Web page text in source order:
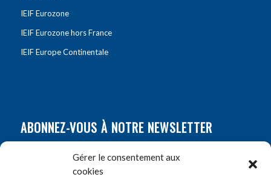
Gérer le consentement aux
cookies
IEIF Eurozone
IEIF Eurozone hors France
IEIF Europe Continentale
ABONNEZ-VOUS À NOTRE NEWSLETTER